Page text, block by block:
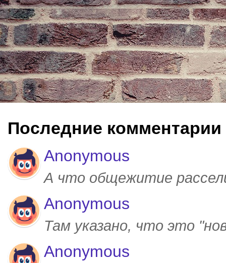
Последние комментарии
Anonymous
А что общежитие
Anonymous
Там указано, что это
Anonymous